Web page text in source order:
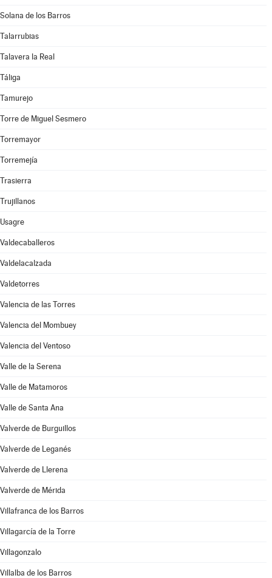
Solana de los Barros
Talarrubias
Talavera la Real
Táliga
Tamurejo
Torre de Miguel Sesmero
Torremayor
Torremejía
Trasierra
Trujillanos
Usagre
Valdecaballeros
Valdelacalzada
Valdetorres
Valencia de las Torres
Valencia del Mombuey
Valencia del Ventoso
Valle de la Serena
Valle de Matamoros
Valle de Santa Ana
Valverde de Burguillos
Valverde de Leganés
Valverde de Llerena
Valverde de Mérida
Villafranca de los Barros
Villagarcía de la Torre
Villagonzalo
Villalba de los Barros